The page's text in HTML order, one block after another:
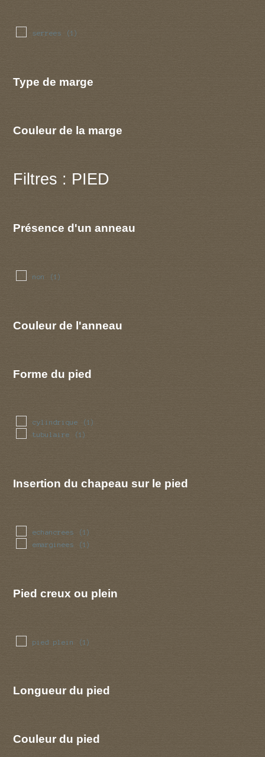
serrees (1)
Type de marge
Couleur de la marge
Filtres : PIED
Présence d'un anneau
non (1)
Couleur de l'anneau
Forme du pied
cylindrique (1)
tubulaire (1)
Insertion du chapeau sur le pied
echancrees (1)
emarginees (1)
Pied creux ou plein
pied plein (1)
Longueur du pied
Couleur du pied